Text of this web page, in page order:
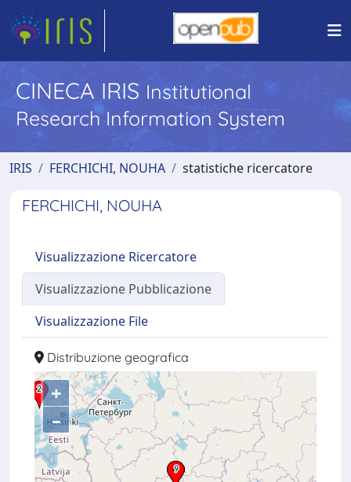
CINECA IRIS Institutional
Research Information System
IRIS FERCHICHI, NOUHA statistiche ricercatore
FERCHICHI, NOUHA
Visualizzazione Ricercatore
Visualizzazione Pubblicazione
Visualizzazione File
Distribuzione geografica
+
–